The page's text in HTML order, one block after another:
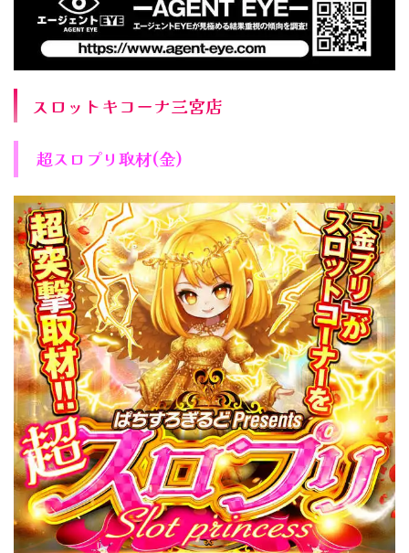
スロットキコーナ三宮店
超スロプリ取材(金)